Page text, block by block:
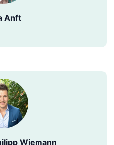
Anft
Wiemann